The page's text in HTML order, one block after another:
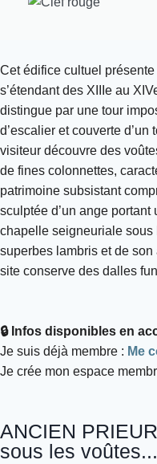
Cet édifice cultuel
s’étendant des XIIIe au
distingue par une tour
d’escalier et couverte d’un
visiteur découvre des
de fines colonnettes,
patrimoine subsistant
sculptée d’un ange
chapelle seigneuriale
superbes lambris et de
site conserve des dalles
🔒 Infos disponibles en
Je suis déjà membre : Me
Je crée mon espace
ANCIEN
sous les voûtes...